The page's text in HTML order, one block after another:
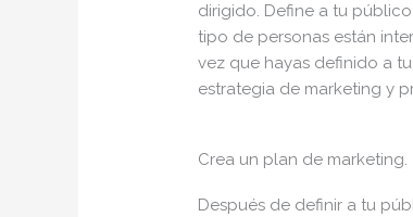
dirigido. Define a tu
tipo de personas están
vez que hayas definido a
estrategia de marketing y
Crea un plan de marketing.
Después de definir a tu